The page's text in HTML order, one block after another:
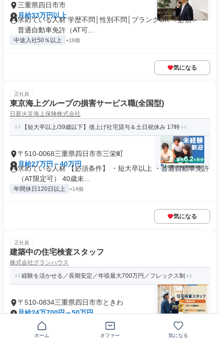
三重県四日市市
月給33万円以上
求めている人材 学歴不問│性別不問│ブランクOK ＜必須＞ ・
普通自動車免許（AT可...
中途入社50％以上 +19個
気になる
正社員
東京海上グループの損害サービス職(全国型)
日新火災海上保険株式会社
【短大卒以上/39歳以下】借上げ社宅貸与＆土日祝休み 17時
〒510-0068三重県四日市市三栄町
月給27万円～40万円
求めている人材 【必須条件】 ・短大卒以上 ・普通自動車免許
（AT限定可） 40歳未...
年間休日120日以上 +14個
気になる
正社員
建築中の住宅検査スタッフ
株式会社グランハウス
経験を活かせる／長期安定／年収最大700万円／フレックス制
〒510-0834三重県四日市市ときわ
月給24万700円～50万円
経験を活かして、再スタート...
中途入社50％以上
ホーム オファー 気になる